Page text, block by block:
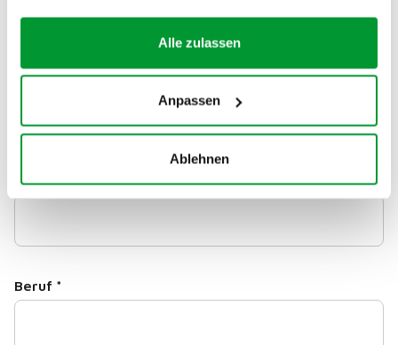
Alle zulassen
Anpassen
Ablehnen
Telefon
E-Mail*
Beruf *